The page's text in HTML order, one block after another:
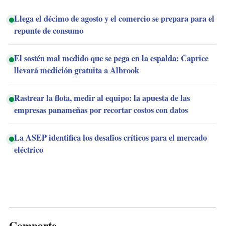
Llega el décimo de agosto y el comercio se prepara para el
repunte de consumo
El sostén mal medido que se pega en la espalda: Caprice
llevará medición gratuita a Albrook
Rastrear la flota, medir al equipo: la apuesta de las
empresas panameñas por recortar costos con datos
La ASEP identifica los desafíos críticos para el mercado
eléctrico